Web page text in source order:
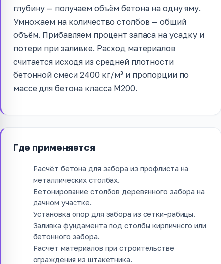
глубину — получаем объём бетона на одну яму.
Умножаем на количество столбов — общий
объём. Прибавляем процент запаса на усадку и
потери при заливке. Расход материалов
считается исходя из средней плотности
бетонной смеси 2400 кг/м³ и пропорции по
массе для бетона класса М200.
Где применяется
Расчёт бетона для забора из профлиста на
металлических столбах.
Бетонирование столбов деревянного забора на
дачном участке.
Установка опор для забора из сетки-рабицы.
Заливка фундамента под столбы кирпичного или
бетонного забора.
Расчёт материалов при строительстве
ограждения из штакетника.